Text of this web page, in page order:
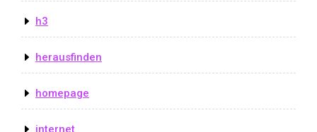
h3
herausfinden
homepage
internet